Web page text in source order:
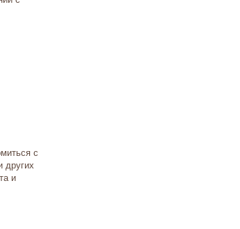
с
других
и